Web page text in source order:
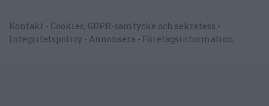
Kontakt
Cookies, GDPR-samtycke och sekretess
Integritetspolicy
Annonsera Företagsinformation